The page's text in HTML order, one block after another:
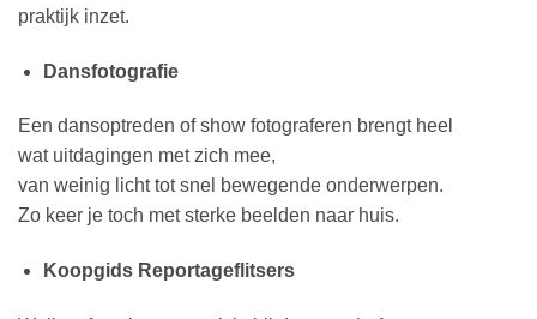
praktijk inzet.
Dansfotografie
Een dansoptreden of show fotograferen brengtheel
wat uitdagingen metzich mee,
van weinig lichttotsnel bewegende onderwerpen.
Zo keer je toch metsterke beelden naar huis.
Koopgids Reportageflitsers